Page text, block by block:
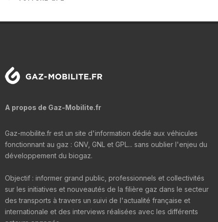
A propos de Gaz-Mobilite.fr
Gaz-mobilite.fr est un site d'information dédié aux véhicules
fonctionnant au gaz : GNV, GNL et GPL... sans oublier l'enjeu du
développement du biogaz.
Objectif : informer grand public, professionnels et collectivités
sur les initiatives et nouveautés de la filière gaz dans le secteur
des transports à travers un suivi de l'actualité française et
internationale et des interviews réalisées avec les différents